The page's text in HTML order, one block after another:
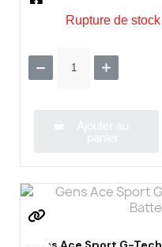
Rupture de stock